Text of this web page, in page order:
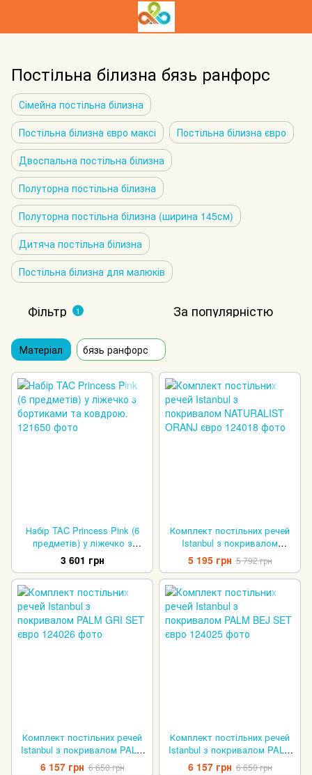
Постільна білизна бязь ранфорс
Сімейна постільна білизна
Постільна білизна євро максі
Постільна білизна євро
Двоспальна постільна білизна
Полуторна постільна білизна
Полуторна постільна білизна (ширина 145см)
Дитяча постільна білизна
Постільна білизна для малюків
Фільтр 1 За популярністю
Матеріал бязь ранфорс
Набір TAC Princess Pink (6
предметів) у ліжечко з
бортиками та ковдрою.
3 601 грн
Комплект постільних речей
Istanbul з покривалом
NATURALIST ORANJ євро
5 195 грн 5 792 грн
Комплект постільних речей
Istanbul з покривалом PALM
GRI SET євро
6 157 грн 6 650 грн
Комплект постільних речей
Istanbul з покривалом PALM
BEJ SET євро
6 157 грн 6 650 грн